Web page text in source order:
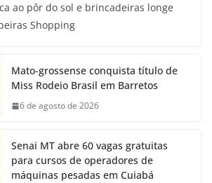
ao pôr do sol e brincadeiras longe
Shopping
Mato-grossense conquista título de
Miss Rodeio Brasil em Barretos
6 de agosto de 2026
Senai MT abre 60 vagas gratuitas
para cursos de operadores de
máquinas pesadas em Cuiabá